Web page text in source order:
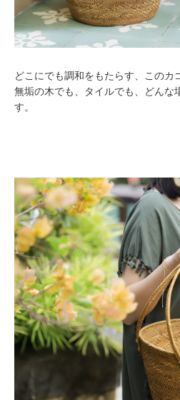
どこにでも調和をもたらす、このカ
無垢の木でも、タイルでも、どんな
す。